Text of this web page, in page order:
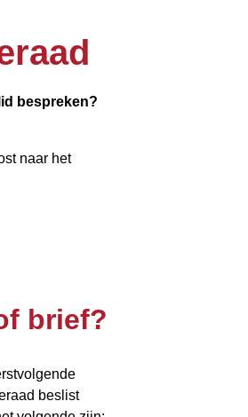
bespreken?
naar het
brief?
beslist